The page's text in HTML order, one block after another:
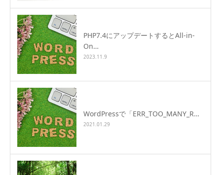
PHP7.4にアップデートするとAll-in-
On…
2023.11.9
WordPressで「ERR_TOO_MANY_R…
2021.01.29